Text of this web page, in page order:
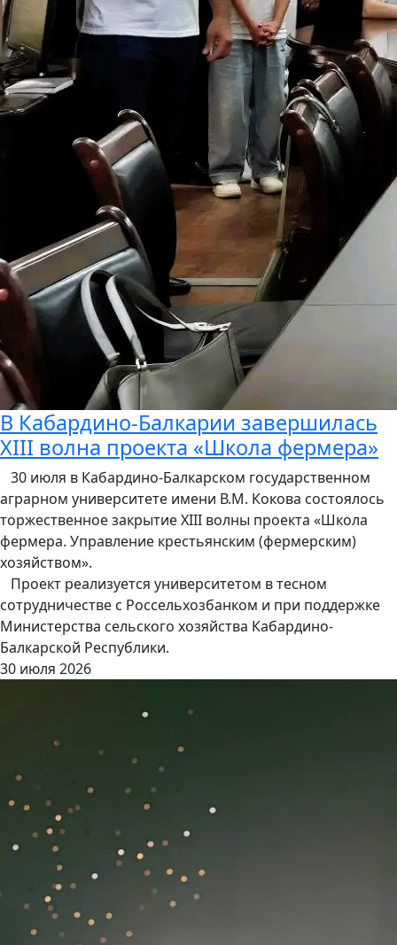
В Кабардино-Балкарии завершилась
XIII волна проекта «Школа фермера»
30 июля в Кабардино-Балкарском государственном
аграрном университете имени В.М. Кокова состоялось
торжественное закрытие XIII волны проекта «Школа
фермера. Управление крестьянским (фермерским)
хозяйством».
Проект реализуется университетом в тесном
сотрудничестве с Россельхозбанком и при поддержке
Министерства сельского хозяйства Кабардино-
Балкарской Республики.
30 июля 2026